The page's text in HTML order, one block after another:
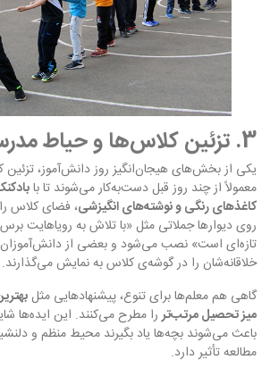
3. تزئین کلاس‌ها و حیاط مدرسه
یکی از بخش‌های هیجان‌انگیز روز دانش‌آموز،
معمولاً از چند روز قبل دست‌به‌کار می‌شوند تا با
کاغذهای رنگی و نوشته‌های انگیزشی، فضای کلاس
روی دیوارها جملاتی مثل «با تلاش به رویاهایت
تازه‌ای است» نصب می‌شود و بعضی از
خلاقانه‌شان را در گوشه‌ی کلاس به نمایش می‌گذارند.
گاهی هم معلم‌ها برای تنوع، پیشنهادهایی مثل
میز تحصیل مرتب‌تررا مطرح می‌کنند. این ایده‌ها
باعث می‌شوند بچه‌ها یاد بگیرند محیط منظم و
مطالعه تأثیر دارد.